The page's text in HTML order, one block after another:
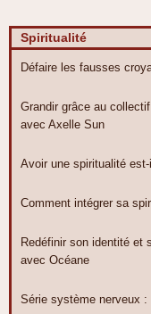
Spiritualité
Défaire les fausses
Grandir grâce au
avec Axelle Sun
Avoir une spiritualité
Comment intégrer sa
Redéfinir son identité et
avec Océane
Série système nerveux